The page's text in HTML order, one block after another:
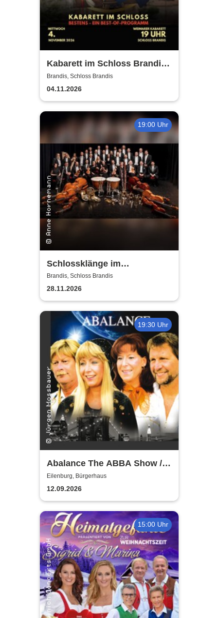
Kabarett im Schloss Brandis |
Weimarer Kabarett
Brandis, Schloss Brandis
04.11.2026
19:00 Uhr
Schlossklänge im
Kerzenschein -
Adventskonzert
Brandis, Schloss Brandis
28.11.2026
19:30 Uhr
Abalance The ABBA Show /
Revival Show - a tribute to
ABBA
Eilenburg, Bürgerhaus
12.09.2026
15:00 Uhr